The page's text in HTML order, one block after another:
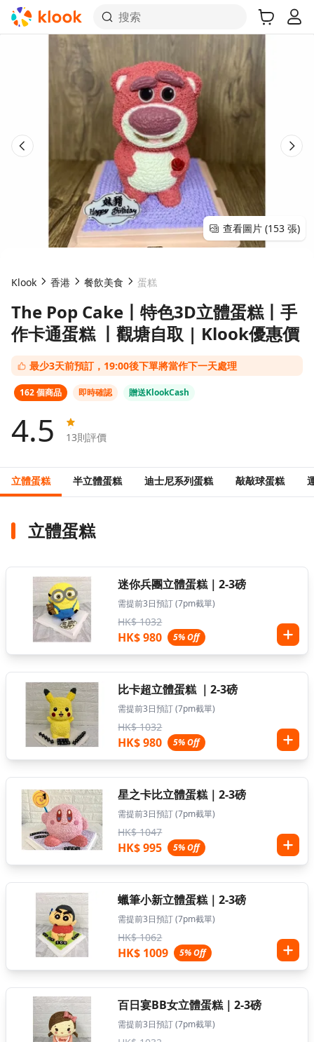
搜索
查看圖片 (153 張)
Klook 香港 餐飲美食 蛋糕
The Pop Cake丨特色3D立體蛋糕丨手
作卡通蛋糕 丨觀塘自取 | Klook優惠價
最少3天前預訂，19:00後下單將當作下一天處理
162 個商品 即時確認 贈送KlookCash
4.5 13則評價
立體蛋糕 半立體蛋糕 迪士尼系列蛋糕 敲敲球蛋糕
立體蛋糕
迷你兵團立體蛋糕｜2-3磅
需提前3日預訂 (7pm截單)
HK$ 1032
HK$ 980 5% Off
比卡超立體蛋糕 ｜2-3磅
需提前3日預訂 (7pm截單)
HK$ 1032
HK$ 980 5% Off
星之卡比立體蛋糕｜2-3磅
需提前3日預訂 (7pm截單)
HK$ 1047
HK$ 995 5% Off
蠟筆小新立體蛋糕｜2-3磅
需提前3日預訂 (7pm截單)
HK$ 1062
HK$ 1009 5% Off
百日宴BB女立體蛋糕｜2-3磅
需提前3日預訂 (7pm截單)